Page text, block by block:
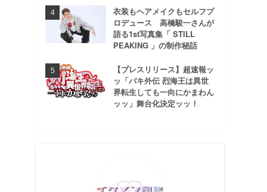
衣装もヘアメイクもセルフプ
ロデュース 高橋駿一さんが
語る1st写真集「 STILL
PEAKING 」の制作秘話
【プレスリリース】超速報ッ
ッ「バキ外伝 烈海王は異世
界転生しても一向にかまわん
ッッ」舞台化決定ッッ！